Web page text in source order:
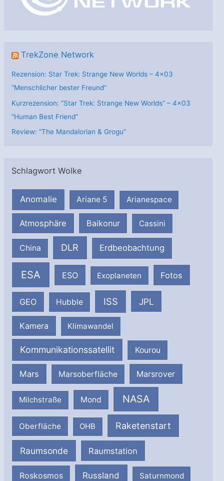
TrekZone Network
Rezension: Star Trek: Strange New Worlds – 4×03
“Menschlicher bester Freund”
Kurzrezension: “Star Trek: Strange New Worlds” – 4×03
“Human Best Friend”
Review: “The Mandalorian & Grogu”
Schlagwort Wolke
Anomalie Ariane 5 Arianespace
Atmosphäre Baikonur Cassini
China DLR Erdbeobachtung
ESA ESO Exoplaneten Fotos
GEO Hubble ISS JPL
Kamera Klimawandel
Kommunikationssatellit Kourou
Mars Marsoberfläche Marsrover
Milchstraße Mond NASA
Oberfläche OHB Raketenstart
Raumsonde Raumstation
Roskosmos Russland Saturnmond